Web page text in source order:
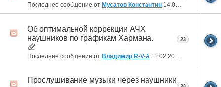
Последнее сообщение от Мусатов Константин 14.07.2024 18:18
Об оптимальной коррекции АЧХ
наушников по графикам Хармана.
Последнее сообщение от Владимир R-V-A 11.02.2024
23
Прослушивание музыки через наушники